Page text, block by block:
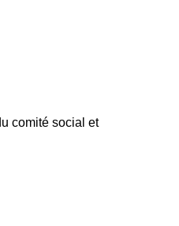
comité social et